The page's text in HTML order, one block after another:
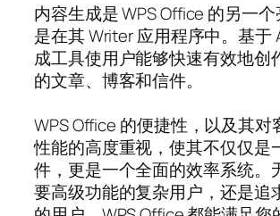
内容生成是 WPS Office 的另一
是在其 Writer 应用程序中。基于
成工具使用户能够快速有效地创
的文章、博客和信件。
WPS Office 的便捷性，以及其对
性能的高度重视，使其不仅仅是
件，更是一个全面的效率系统。
要高级功能的复杂用户，还是追